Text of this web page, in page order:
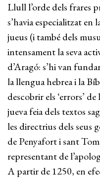
Llull l’orde dels frares
s’havia especialitzat en
jueus (i també dels
intensament la seva
d’Aragó: s’hi van
la llengua hebrea i la
descobrir els ‘errors’
jueva feia dels textos
les directrius dels seus
de Penyafort i sant
representant de
A partir de 1250, en